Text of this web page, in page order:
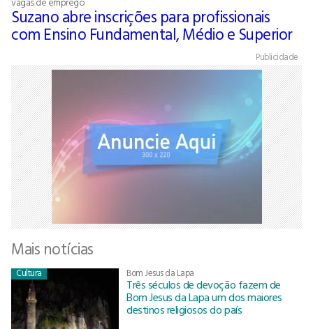
Suzano abre inscrições para profissionais
com Ensino Fundamental, Médio e Superior
Publicidade
Mais notícias
Cultura Bom Jesus da Lapa
Três séculos de devoção fazem de
Bom Jesus da Lapa um dos maiores
destinos religiosos do país